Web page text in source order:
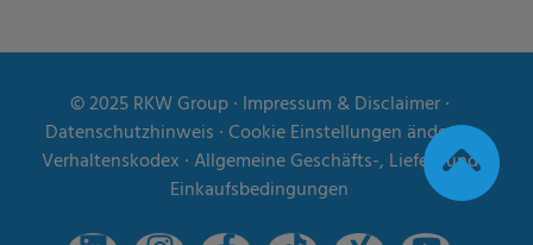
© 2025RKW Group∙ Impressum & Disclaimer∙
Datenschutzhinweis ∙Cookie Einstellungen ändern∙
Verhaltenskodex ∙Allgemeine Geschäfts-, Liefer- und
Einkaufsbedingungen